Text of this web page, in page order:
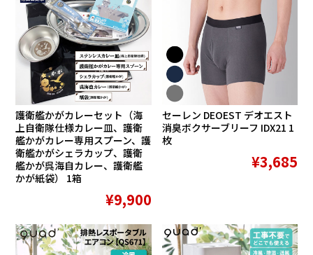
護衛艦かがカレーセット（海
上自衛隊仕様カレー皿、護衛
艦かがカレー専用スプーン、護
衛艦かがシェラカップ、護衛
艦かが呉海自カレー、護衛艦
かが紙袋） 1箱
¥9,900
セーレン DEOEST デオエスト
消臭ボクサーブリーフ IDX21 1
枚
¥3,685